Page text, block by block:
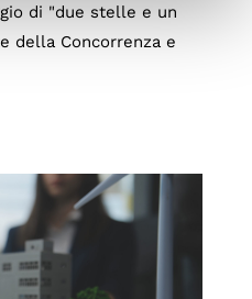
di "due stelle e un
della Concorrenza e